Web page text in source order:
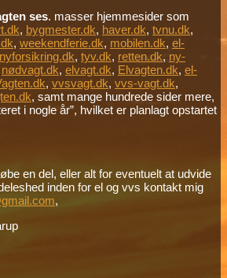
ses. masser hjemmesider som
, bygmester.dk, haver.dk, tvnu.dk,
, weekendferie.dk, mobilen.dk, el-
nyforsikring.dk, tyv.dk, retten.dk, ny-
nødvagt.dk, elvagt.dk, Elvagten.dk, el-
, vvsvagt.dk, vvs-vagt.dk,
, samt mange hundrede sider mere,
i nogle år”, hvilket er planlagt opstartet
en del, eller alt for eventuelt at udvide
inden for el og vvs kontakt mig
,